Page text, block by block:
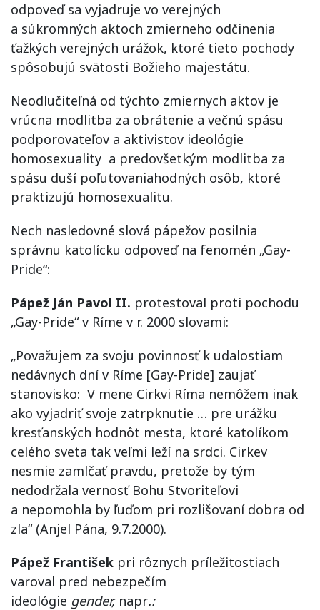
odpoveď sa vyjadruje vo verejných
a súkromných aktoch zmierneho odčinenia
ťažkých verejných urážok, ktoré tieto pochody
spôsobujú svätosti Božieho majestátu.
Neodlučiteľná od týchto zmiernych aktov je
vrúcna modlitba za obrátenie a večnú spásu
podporovateľov a aktivistov ideológie
homosexuality a predovšetkým modlitba za
spásu duší poľutovaniahodných osôb, ktoré
praktizujú homosexualitu.
Nech nasledovné slová pápežov posilnia
správnu katolícku odpoveď na fenomén „Gay-
Pride“:
Pápež Ján Pavol II. protestoval proti pochodu
„Gay-Pride“ v Ríme v r. 2000 slovami:
„Považujem za svoju povinnosť k udalostiam
nedávnych dní v Ríme [Gay-Pride] zaujať
stanovisko: V mene Cirkvi Ríma nemôžem inak
ako vyjadriť svoje zatrpknutie … pre urážku
kresťanských hodnôt mesta, ktoré katolíkom
celého sveta tak veľmi leží na srdci. Cirkev
nesmie zamlčať pravdu, pretože by tým
nedodržala vernosť Bohu Stvoriteľovi
a nepomohla by ľuďom pri rozlišovaní dobra od
zla“ (Anjel Pána, 9.7.2000).
Pápež František pri rôznych príležitostiach
varoval pred nebezpečím
ideológie gender,napr.: